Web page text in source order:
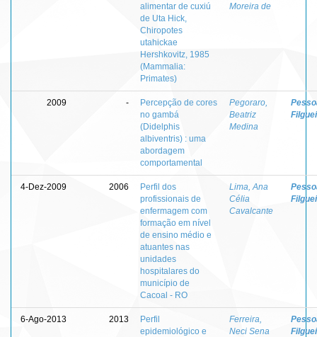
alimentar de cuxiú
de Uta Hick,
Chiropotes
utahickae
Hershkovitz, 1985
(Mammalia:
Primates)
Moreira de
2009 -
Percepção de cores
no gambá
(Didelphis
albiventris) : uma
abordagem
comportamental
Pegoraro,
Beatriz
Medina
4-Dez-2009 2006
Perfil dos
profissionais de
enfermagem com
formação em nível
de ensino médio e
atuantes nas
unidades
hospitalares do
município de
Cacoal - RO
Lima, Ana
Célia
Cavalcante
6-Ago-2013 2013
Perfil
epidemiológico e
Ferreira,
Neci Sena